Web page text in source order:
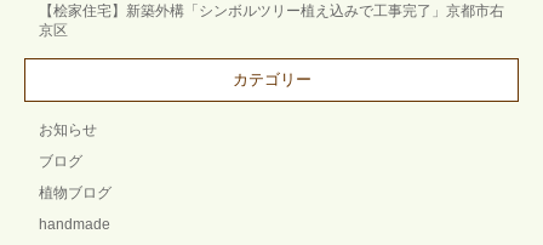
【桧家住宅】新築外構「シンボルツリー植え込みで工事完了」京都市右
京区
カテゴリー
お知らせ
ブログ
植物ブログ
handmade